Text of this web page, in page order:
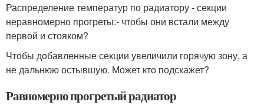
Распределение температур по радиатору - секции
неравномерно прогреты:- чтобы они встали между
первой и стояком?
Чтобы добавленные секции увеличили горячую зону, а
не дальнюю остывшую. Может кто подскажет?
Равномерно прогретый радиатор